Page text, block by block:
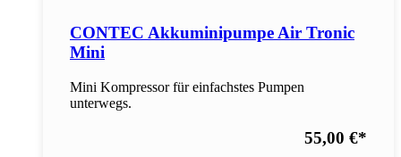
CONTEC Akkuminipumpe Air Tronic
Mini
Mini Kompressor für einfachstes Pumpen
unterwegs.
55,00 €*